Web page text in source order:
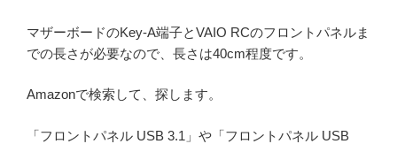
マザーボードのKey-A端子とVAIO RCのフロントパネルま
での長さが必要なので、長さは40cm程度です。
Amazonで検索して、探します。
「フロントパネル USB 3.1」や「フロントパネル USB